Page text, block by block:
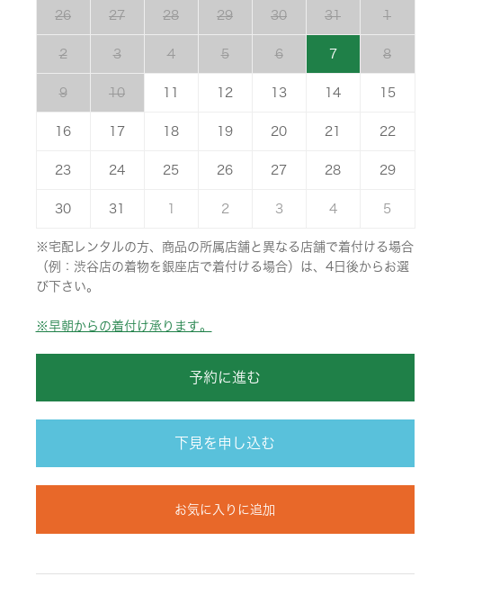
26 27 28 29 30 31 1
2 3 4 5 6 7 8
9 10 12 13 14 15
16 17 18 19 20 21 22
23 24 25 26 27 28 29
30 31 2 3 4 5
※宅配レンタルの方、商品の所属店舗と異なる店舗で着付ける場合
（例：渋谷店の着物を銀座店で着付ける場合）は、4日後からお選
び下さい。
※早朝からの着付け承ります。
予約に進む
下見を申し込む
お気に入りに追加